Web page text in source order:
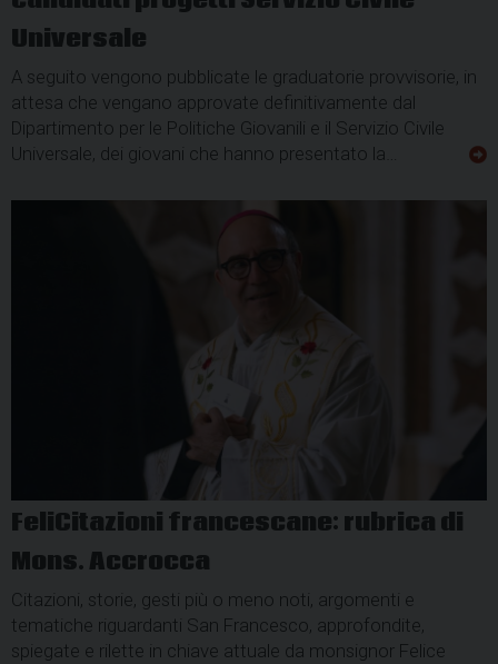
Universale
A seguito vengono pubblicate le graduatorie provvisorie, in
attesa che vengano approvate definitivamente dal
Dipartimento per le Politiche Giovanili e il Servizio Civile
Universale, dei giovani che hanno presentato la…
FeliCitazioni francescane: rubrica di
Mons. Accrocca
Citazioni, storie, gesti più o meno noti, argomenti e
tematiche riguardanti San Francesco, approfondite,
spiegate e rilette in chiave attuale da monsignor Felice